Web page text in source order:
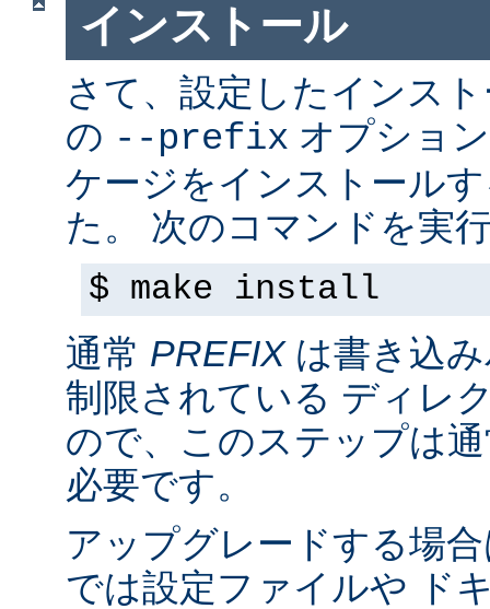
インストール
さて、設定したインス
の --prefix オプショ
ケージをインストール
た。 次のコマンドを実
$ make install
通常 PREFIXは書き込
制限されている ディレ
ので、このステップは
必要です。
アップグレードする場
では設定ファイルや ド